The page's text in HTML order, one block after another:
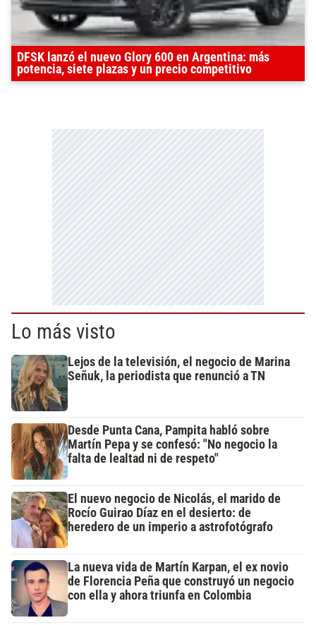
DFSK lanzó el nuevo Glory 600 en Argentina: más
potencia, siete plazas y un precio competitivo
Lo más visto
Lejos de la televisión, el negocio de Marina
Señuk, la periodista que renunció a TN
Desde Punta Cana, Pampita habló sobre
Martín Pepa y se confesó: "No negocio la
falta de lealtad ni de respeto"
El nuevo negocio de Nicolás, el marido de
Rocío Guirao Díaz en el desierto: de
heredero de un imperio a astrofotógrafo
La nueva vida de Martín Karpan, el ex novio
de Florencia Peña que construyó un negocio
con ella y ahora triunfa en Colombia